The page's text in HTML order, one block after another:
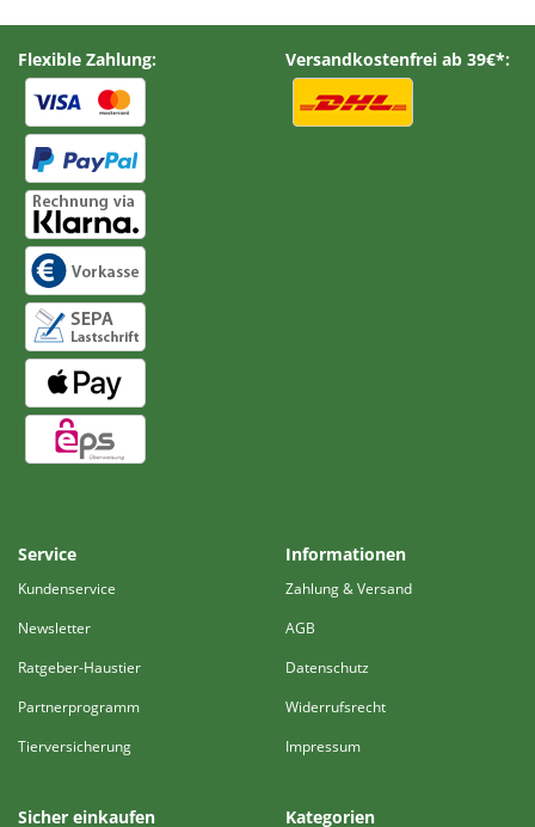
Flexible Zahlung: Versandkostenfrei ab 39€*:
Service
Kundenservice
Newsletter
Ratgeber-Haustier
Partnerprogramm
Tierversicherung
Informationen
Zahlung & Versand
AGB
Datenschutz
Widerrufsrecht
Impressum
Sicher einkaufen Kategorien